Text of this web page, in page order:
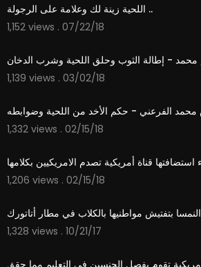
اللحية زينة لك وعلامة على الرجولة ..
1,152 views . 07/22/18
محمد - إطالة الثوب وحلق اللحية وشرب الدخان
1,139 views . 03/02/18
محمد الفرعني - حكم الأخد من اللحية وضوابطه
1,332 views . 02/15/18
استضافتها قناة أمريكية تصدم الامريكيين بكلامها
1,206 views . 02/15/18
النمسا بتفتيش مواطنيها بالكلاب في مطار أتاتورك
1,328 views . 10/21/17
مدرسة أمريكية تقوم بفصل الجنسين في التعليم مما حقق